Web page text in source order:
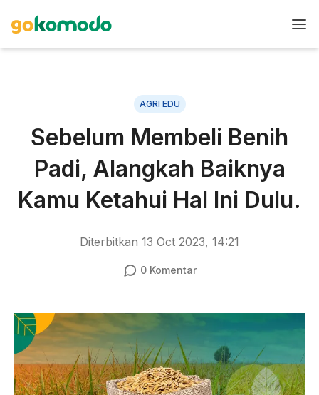
AGRI EDU
Sebelum Membeli Benih
Padi, Alangkah Baiknya
Kamu Ketahui Hal Ini Dulu.
Diterbitkan 13 Oct 2023, 14:21
0Komentar